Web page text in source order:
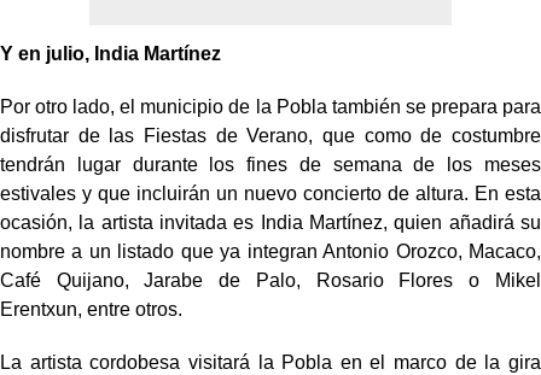
Y en julio, India Martínez
Por otro lado, el municipio de la Pobla también se prepara para
disfrutar de las Fiestas de Verano, que como de costumbre
tendrán lugar durante los fines de semana de los meses
estivales y que incluirán un nuevo concierto de altura. En esta
ocasión, la artista invitada es India Martínez, quien añadirá su
nombre a un listado que ya integran Antonio Orozco, Macaco,
Café Quijano, Jarabe de Palo, Rosario Flores o Mikel
Erentxun, entre otros.
La artista cordobesa visitará la Pobla en el marco de la gira